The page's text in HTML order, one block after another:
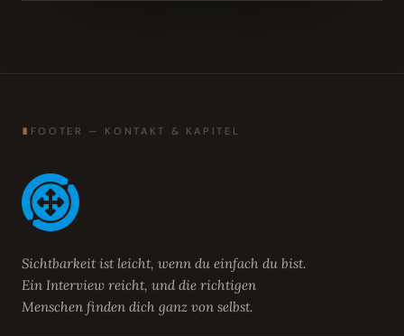
∎ FOOTER — KONTAKT & KAPITEL
Sichtbarkeit ist leicht, wenn du einfach du bist.
Ein Interview reicht, und die richtigen
Menschen finden dich ganz von selbst.